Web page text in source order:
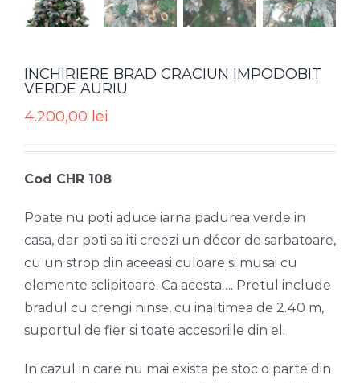
INCHIRIERE BRAD CRACIUN IMPODOBIT
VERDE AURIU
4.200,00 lei
Cod CHR 108
Poate nu poti aduce iarna padurea verde in
casa, dar poti sa iti creezi un décor de sarbatoare,
cu un strop din aceeasi culoare si musai cu
elemente sclipitoare. Ca acesta…. Pretul include
bradul cu crengi ninse, cu inaltimea de 2.40 m,
suportul de fier si toate accesoriile din el.
In cazul in care nu mai exista pe stoc o parte din